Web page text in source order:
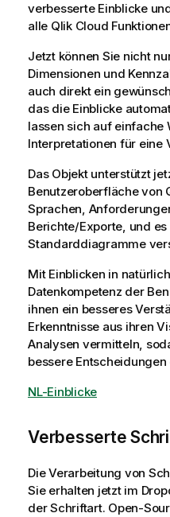
verbesserte Einblicke
alle Qlik Cloud
Jetzt können Sie nicht
Dimensionen und
auch direkt ein
das die Einblicke
lassen sich auf einfache
Interpretationen für eine
Das Objekt unterstützt
Benutzeroberfläche von
Sprachen,
Berichte/Exporte, und
Standarddiagramme
Mit Einblicken in
Datenkompetenz der
ihnen ein besseres
Erkenntnisse aus ihren
Analysen vermitteln,
bessere
NL-Einblicke
Verbesserte
Die Verarbeitung von
Sie erhalten jetzt im
der Schriftart. Open-